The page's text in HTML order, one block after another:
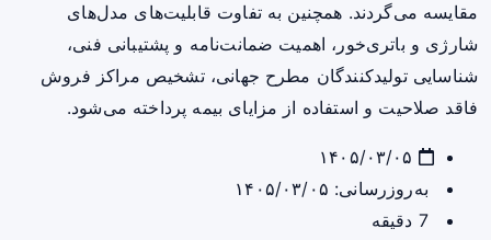
مقایسه می‌گردند. همچنین به تفاوت قابلیت‌های مدل‌های
شارژی و باتری‌خور، اهمیت ضمانت‌نامه و پشتیبانی فنی،
شناسایی تولیدکنندگان مطرح جهانی، تشخیص مراکز فروش
فاقد صلاحیت و استفاده از مزایای بیمه پرداخته می‌شود.
به‌روزرسانی: ۱۴۰۵/۰۳/۰۵
7 دقیقه